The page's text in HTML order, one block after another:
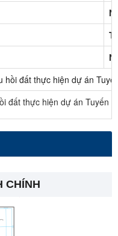
hồi đất thực hiện dự án
đất thực hiện dự án Tuyến
CHÍNH